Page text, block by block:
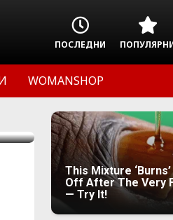
ПОСЛЕДНИ
WOMANSHOP
This Mixture
Off After The Very
— Try It!